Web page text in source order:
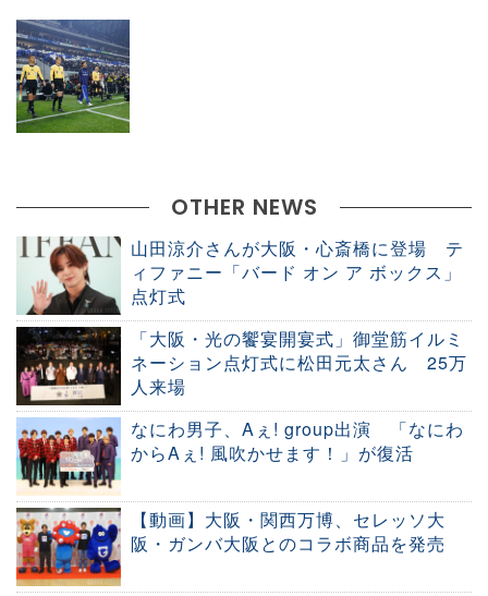
OTHER NEWS
山田涼介さんが大阪・心斎橋に登場 テ
ィファニー「バード オン ア ボックス」
点灯式
「大阪・光の饗宴開宴式」御堂筋イルミ
ネーション点灯式に松田元太さん 25万
人来場
なにわ男子、Aぇ! group出演 「なにわ
からAぇ! 風吹かせます！」が復活
【動画】大阪・関西万博、セレッソ大
阪・ガンバ大阪とのコラボ商品を発売